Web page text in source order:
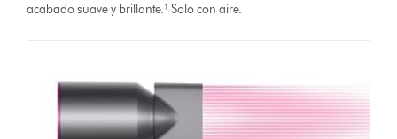
acabado suave y brillante.¹ Solo con aire.